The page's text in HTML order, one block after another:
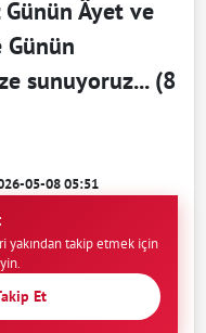
Günün Âyet ve
sunuyoruz... (8
05-08 05:51
yakından takip etmek için
Et